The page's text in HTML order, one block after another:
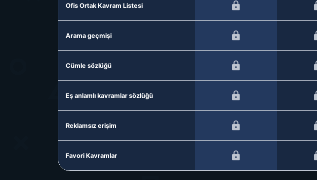
Ofis Ortak Kavram Listesi
Arama geçmişi
Cümle sözlüğü
Eş anlamlı kavramlar sözlüğü
Reklamsız erişim
Favori Kavramlar